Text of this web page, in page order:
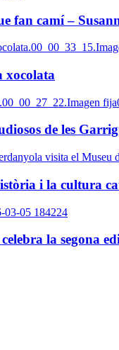
fan camí –
xocolata
de les
i la cultura
la segona